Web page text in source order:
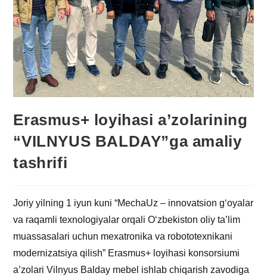
Erasmus+ loyihasi a’zolarining
“VILNYUS BALDAY”ga amaliy
tashrifi
Joriy yilning 1 iyun kuni “MechaUz – innovatsion g‘oyalar
va raqamli texnologiyalar orqali O‘zbekiston oliy ta’lim
muassasalari uchun mexatronika va robototexnikani
modernizatsiya qilish” Erasmus+ loyihasi konsorsiumi
a’zolari Vilnyus Balday mebel ishlab chiqarish zavodiga